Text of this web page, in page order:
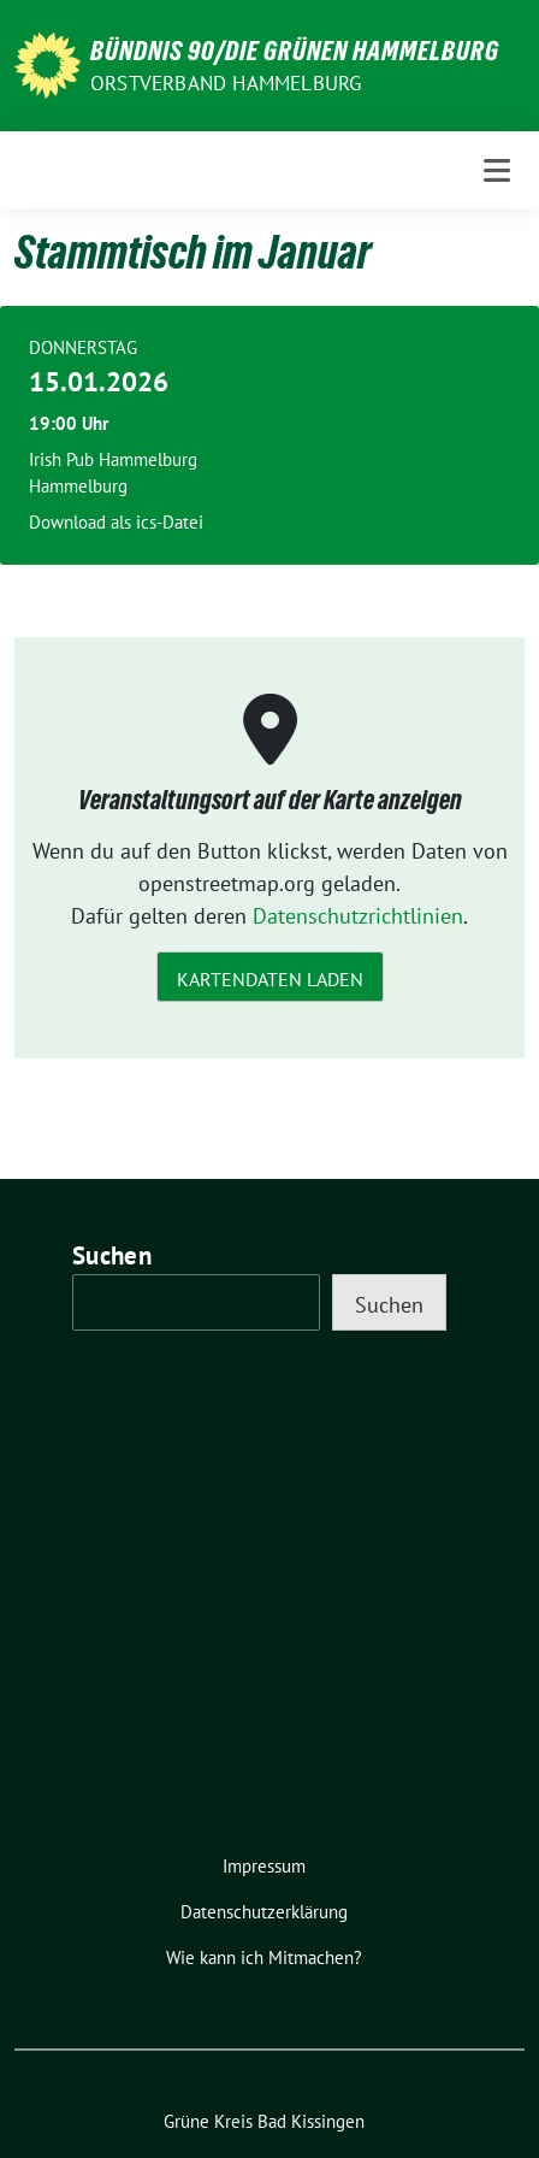
zum
Inhalt
BÜNDNIS 90/DIE GRÜNEN HAMMELBURG
ORSTVERBAND HAMMELBURG
Stammtisch im Januar
DONNERSTAG
15.01.2026
19:00 Uhr
Irish Pub Hammelburg
Hammelburg
Download als ics-Datei
Veranstaltungsort auf der Karte anzeigen
Wenn du auf den Button klickst, werden Daten von
openstreetmap.org geladen.
Dafür gelten deren Datenschutzrichtlinien.
KARTENDATEN LADEN
Suchen
Suchen
Impressum
Datenschutzerklärung
Wie kann ich Mitmachen?
Grüne Kreis Bad Kissingen